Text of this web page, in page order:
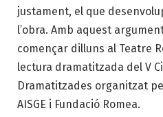
justament, el que
l’obra. Amb aquest
començar dilluns al Teatre
lectura dramatitzada del V
Dramatitzades organitzat
AISGE i Fundació Romea.